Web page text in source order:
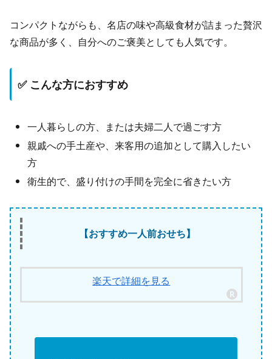
コンパクトながらも、名店の味や高級食材が詰まった贅沢
な商品が多く、自分へのご褒美としても人気です。
✅ こんな方におすすめ
一人暮らしの方、または夫婦二人で過ごす方
親戚への手土産や、来客用の追加として購入したい
方
衛生的で、盛り付けの手間を完全に省きたい方
【おすすめ一人前おせち】
楽天で詳細を見る